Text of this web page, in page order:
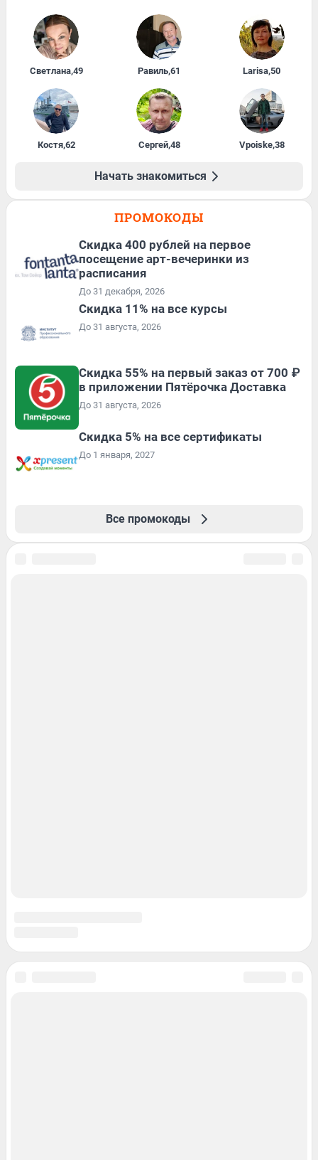
Светлана,49 Равиль,61 Larisa,50
Костя,62 Сергей,48 Vpoiske,38
Начать знакомиться
ПРОМОКОДЫ
Cкидка 400 рублей на первое
посещение арт-вечеринки из
расписания
До 31 декабря, 2026
Скидка 11% на все курсы
До 31 августа, 2026
Скидка 55% на первый заказ от 700 ₽
в приложении Пятёрочка Доставка
До 31 августа, 2026
Скидка 5% на все сертификаты
До 1 января, 2027
Все промокоды